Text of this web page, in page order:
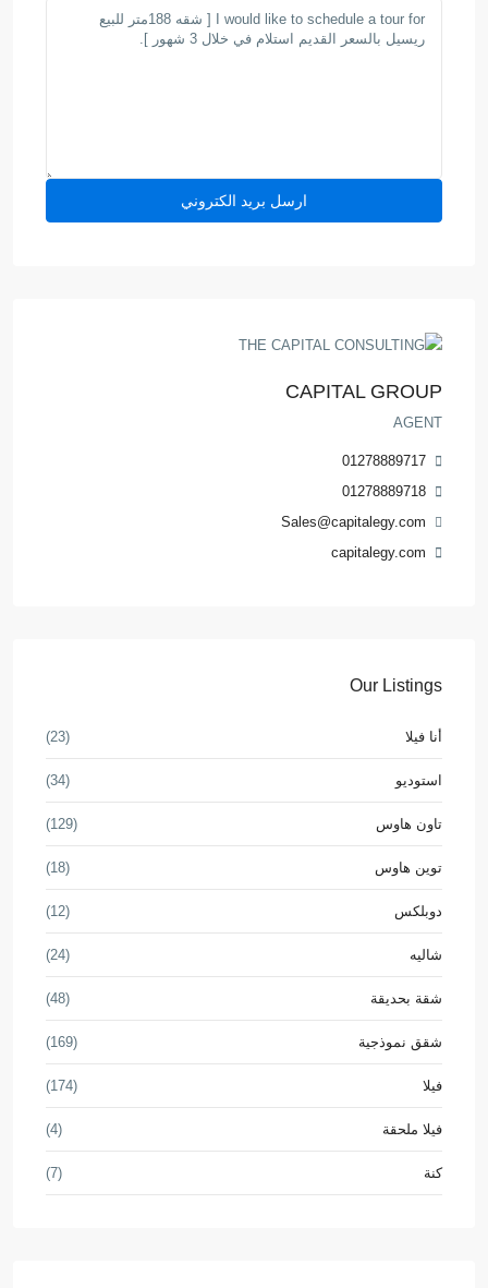
CAPITAL GROUP
AGENT
01278889717
01278889718
Sales@capitalegy.com
capitalegy.com
Our Listings
أنا فيلا (23)
استوديو (34)
تاون هاوس (129)
توين هاوس (18)
دوبلكس (12)
شاليه (24)
شقة بحديقة (48)
شقق نموذجية (169)
فيلا (174)
فيلا ملحقة (4)
كنة (7)